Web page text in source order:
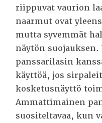
riippuvat vaurion
naarmut ovat
mutta syvemmät
näytön
panssarilasin
käyttöä, jos
kosketusnäyttö
Ammattimainen
suositeltavaa, kun